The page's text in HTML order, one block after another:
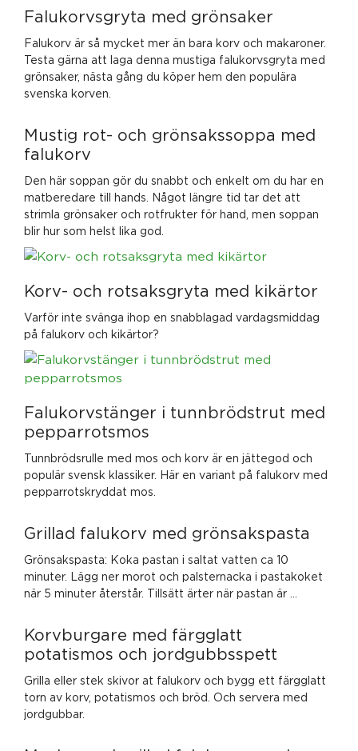
Falukorvsgryta med grönsaker
Falukorv är så mycket mer än bara korv och makaroner.
Testa gärna att laga denna mustiga falukorvsgryta med
grönsaker, nästa gång du köper hem den populära
svenska korven.
Mustig rot- och grönsakssoppa med
falukorv
Den här soppan gör du snabbt och enkelt om du har en
matberedare till hands. Något längre tid tar det att
strimla grönsaker och rotfrukter för hand, men soppan
blir hur som helst lika god.
Korv- och rotsaksgryta med kikärtor
Varför inte svänga ihop en snabblagad vardagsmiddag
på falukorv och kikärtor?
Falukorvstänger i tunnbrödstrut med
pepparrotsmos
Tunnbrödsrulle med mos och korv är en jättegod och
populär svensk klassiker. Här en variant på falukorv med
pepparrotskryddat mos.
Grillad falukorv med grönsakspasta
Grönsakspasta: Koka pastan i saltat vatten ca 10
minuter. Lägg ner morot och palsternacka i pastakoket
när 5 minuter återstår. Tillsätt ärter när pastan är …
Korvburgare med färgglatt
potatismos och jordgubbsspett
Grilla eller stek skivor at falukorv och bygg ett färgglatt
torn av korv, potatismos och bröd. Och servera med
jordgubbar.